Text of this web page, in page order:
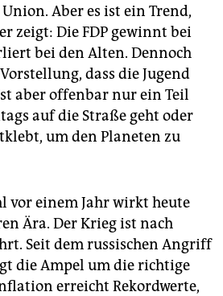
Aber es ist ein Trend,
zeigt: Die FDP gewinnt bei
bei den Alten. Dennoch
dass die Jugend
aber offenbar nur ein Teil
auf die Straße geht oder
um den Planeten zu
vor einem Jahr wirkt heute
Ära. Der Krieg ist nach
Seit dem russischen Angriff
die Ampel um die richtige
erreicht Rekordwerte,